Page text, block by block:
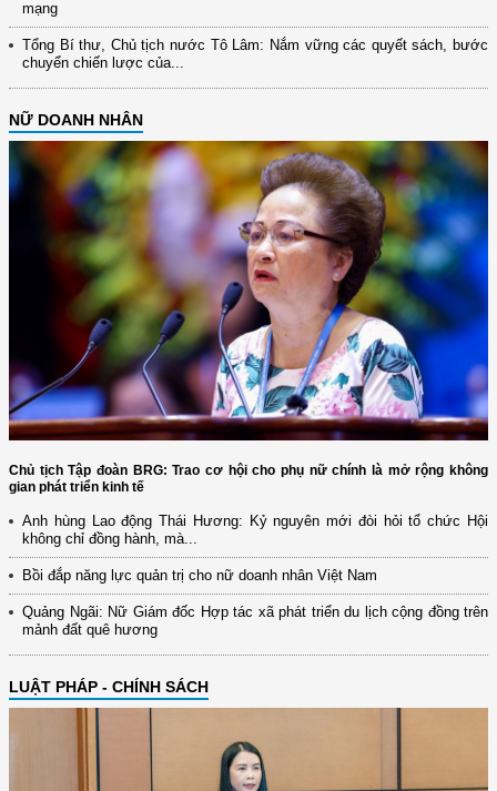
mạng
Tổng Bí thư, Chủ tịch nước Tô Lâm: Nắm vững các quyết sách, bước
chuyển chiến lược của...
NỮ DOANH NHÂN
Chủ tịch Tập đoàn BRG: Trao cơ hội cho phụ nữ chính là mở rộng không
gian phát triển kinh tế
Anh hùng Lao động Thái Hương: Kỷ nguyên mới đòi hỏi tổ chức Hội
không chỉ đồng hành, mà...
Bồi đắp năng lực quản trị cho nữ doanh nhân Việt Nam
Quảng Ngãi: Nữ Giám đốc Hợp tác xã phát triển du lịch cộng đồng trên
mảnh đất quê hương
LUẬT PHÁP - CHÍNH SÁCH